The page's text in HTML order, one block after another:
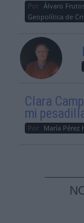
Por Álvaro
Geopolítica de
Clara
mi
Por María Pérez